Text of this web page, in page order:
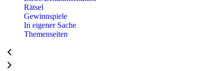
Rätsel
Gewinnspiele
In eigener Sache
Themenseiten